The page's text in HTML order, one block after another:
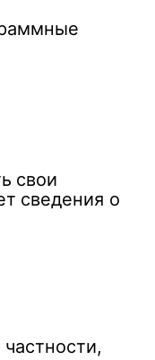
свои
сведения о